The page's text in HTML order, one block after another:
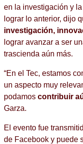
en la investigación y
lograr lo anterior, dijo
investigación,
lograr avanzar a ser
trascienda aún más.
“En el Tec, estamos
un aspecto muy
podamos contribuir
Garza.
El evento fue
de Facebook y puede